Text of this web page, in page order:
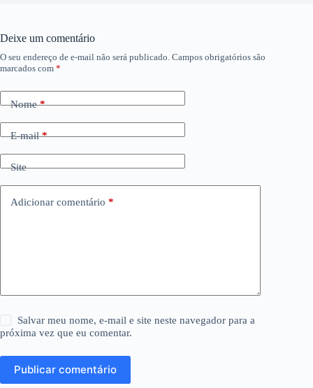
Deixe um comentário
O seu endereço de e-mail não será publicado. Campos obrigatórios são
marcados com *
Nome*
E-mail*
Site
Adicionar comentário *
Salvar meu nome, e-mail e site neste navegador para a
próxima vez que eu comentar.
Publicar comentário